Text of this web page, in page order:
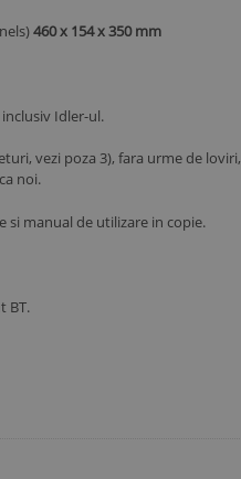
460 x 154 x 350 mm
Idler-ul.
vezi poza 3), fara urme de
noi.
si manual de utilizare in copie.
BT.